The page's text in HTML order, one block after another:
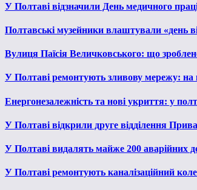
У Полтаві відзначили День медичного
Полтавські музейники влаштували «день
Вулиця Паїсія Величковського: що
У Полтаві ремонтують зливову мережу: на
Енергонезалежність та нові укриття: у
У Полтаві відкрили друге відділення
У Полтаві видалять майже 200 аварійних
У Полтаві ремонтують каналізаційний